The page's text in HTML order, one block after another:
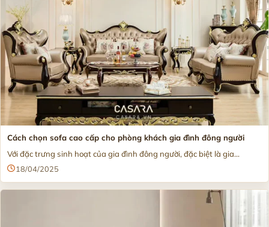
Cách chọn sofa cao cấp cho phòng khách gia đình đông người
Với đặc trưng sinh hoạt của gia đình đông người, đặc biệt là gia...
18/04/2025